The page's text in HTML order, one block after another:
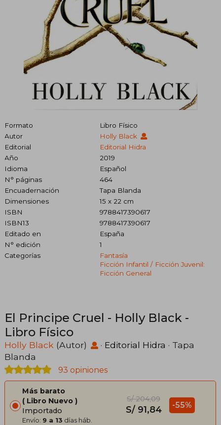
Formato
Libro Físico
Autor
Holly Black
Editorial
Editorial Hidra
Año
2019
Idioma
Español
N° páginas
464
Encuadernación
Tapa Blanda
Dimensiones
15 x 22 cm
ISBN
9788417390617
ISBN13
9788417390617
Editado en
España
N° edición
1
Categorías
Fantasía
Ficción Infantil / Ficción Juvenil:
Ficción General
El Principe Cruel - Holly Black -
Libro Físico
Holly Black (Autor) · Editorial Hidra · Tapa
Blanda
93 opiniones
Más barato
Libro Nuevo
Importado
Envío: 9 a 13 días háb.
S/ 204,09
S/ 91,84 -55%